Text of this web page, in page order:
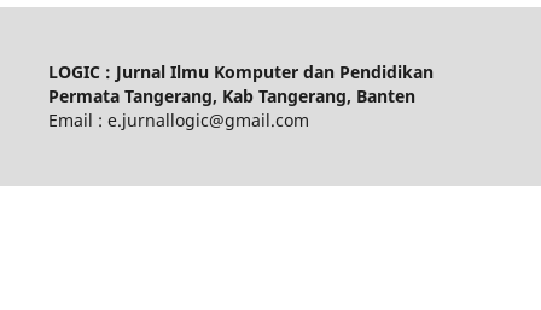
LOGIC : Jurnal Ilmu Komputer dan Pendidikan
Permata Tangerang, Kab Tangerang, Banten
Email : e.jurnallogic@gmail.com